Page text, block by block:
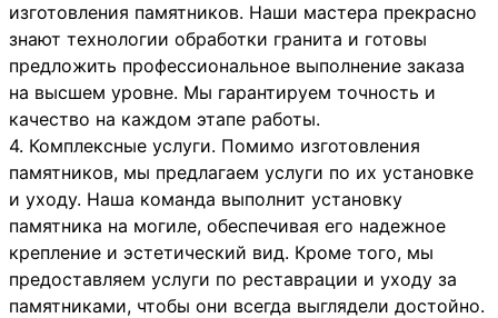
изготовления памятников. Наши мастера прекрасно
знают технологии обработки гранита и готовы
предложить профессиональное выполнение заказа
на высшем уровне. Мы гарантируем точность и
качество на каждом этапе работы.
4. Комплексные услуги. Помимо изготовления
памятников, мы предлагаем услуги по их установке
и уходу. Наша команда выполнит установку
памятника на могиле, обеспечивая его надежное
крепление и эстетический вид. Кроме того, мы
предоставляем услуги по реставрации и уходу за
памятниками, чтобы они всегда выглядели достойно.